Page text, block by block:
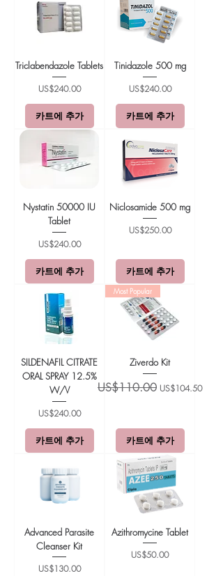
Triclabendazole Tablets
가격
US$240.00
카트에 추가
Tinidazole 500 mg
가격
US$240.00
카트에 추가
Nystatin 50000 IU
Tablet
가격
US$240.00
카트에 추가
Niclosamide 500 mg
가격
US$250.00
카트에 추가
SILDENAFIL CITRATE
ORAL SPRAY 12.5%
W/V
가격
US$240.00
카트에 추가
Most Popular
Ziverdo Kit
일반가
US$110.00 할인가
US$104.50
카트에 추가
Advanced Parasite
Cleanser Kit
가격
US$130.00
Azithromycine Tablet
가격
US$50.00